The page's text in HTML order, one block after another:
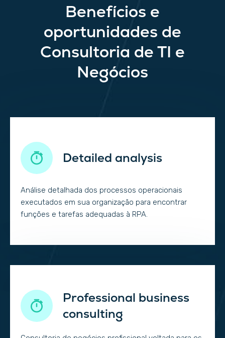
Benefícios e
oportunidades de
Consultoria de TI e
Negócios
Detailed analysis
Análise detalhada dos processos operacionais
executados em sua organização para encontrar
funções e tarefas adequadas à RPA.
Professional business
consulting